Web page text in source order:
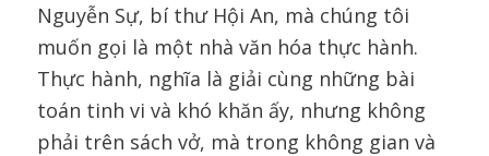
Nguyễn Sự, bí thư Hội An, mà chúng tôi
muốn gọi là một nhà văn hóa thực hành.
Thực hành, nghĩa là giải cùng những bài
toán tinh vi và khó khăn ấy, nhưng không
phải trên sách vở, mà trong không gian và